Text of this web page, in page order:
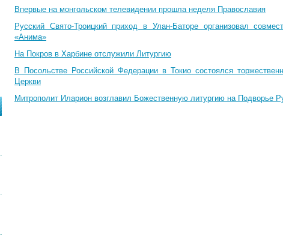
Впервые на монгольском телевидении прошла неделя Православия
Русский Свято-Троицкий приход в Улан-Баторе организовал
«Анима»
На Покров в Харбине отслужили Литургию
В Посольстве Российской Федерации в Токио состоялся
Церкви
Митрополит Иларион возглавил Божественную литургию на Подворье